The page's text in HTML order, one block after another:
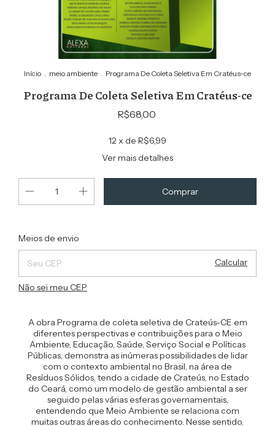
Início . meio ambiente . Programa De Coleta Seletiva Em Cratéus-ce
Programa De Coleta Seletiva Em Cratéus-ce
R$68,00
12x de R$6,99
Ver mais detalhes
Entregas para o CEP:
Meios de envio
Calcular
Não sei meu CEP
A obra Programa de coleta seletiva de Crateús-CE em
diferentes perspectivas e contribuições para o Meio
Ambiente, Educação, Saúde, Serviço Social e Políticas
Públicas, demonstra as inúmeras possibilidades de lidar
com o contexto ambiental no Brasil, na área de
Resíduos Sólidos, tendo a cidade de Crateús, no Estado
do Ceará, como um modelo de gestão ambiental a ser
seguido pelas várias esferas governamentais,
entendendo que Meio Ambiente se relaciona com
muitas outras áreas do conhecimento. Nesse sentido,